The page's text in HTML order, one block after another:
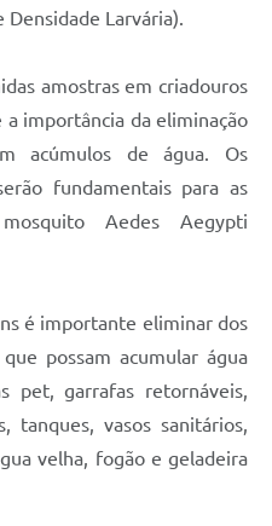
Larvária).
amostras em criadouros
importância da eliminação
acúmulos de água. Os
fundamentais para as
Aedes Aegypti
é importante eliminar dos
possam acumular água
pet, garrafas retornáveis,
tanques, vasos sanitários,
velha, fogão e geladeira